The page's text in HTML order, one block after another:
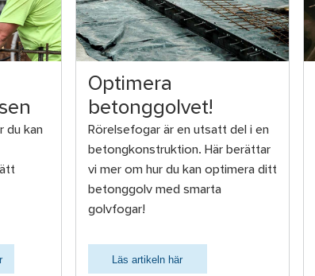
du kan
Optimera
betonggolvet!
Rörelsefogar är en utsatt del i en
betongkonstruktion. Här berättar
vi mer om hur du kan optimera ditt
betonggolv med smarta
golvfogar!
Läs artikeln här